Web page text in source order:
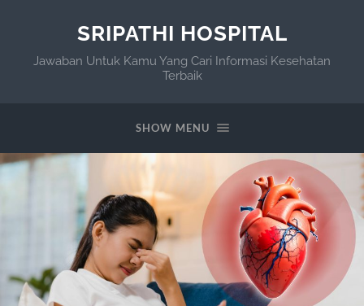
SRIPATHI HOSPITAL
Jawaban Untuk Kamu Yang Cari Informasi Kesehatan
Terbaik
SHOW MENU